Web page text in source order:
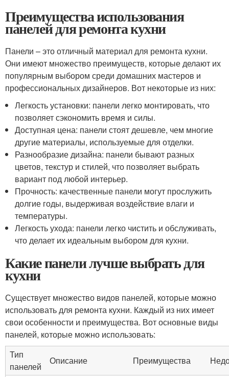
Преимущества использования
панелей для ремонта кухни
Панели – это отличный материал для ремонта кухни.
Они имеют множество преимуществ, которые делают их
популярным выбором среди домашних мастеров и
профессиональных дизайнеров. Вот некоторые из них:
Легкость установки: панели легко монтировать, что
позволяет сэкономить время и силы.
Доступная цена: панели стоят дешевле, чем многие
другие материалы, используемые для отделки.
Разнообразие дизайна: панели бывают разных
цветов, текстур и стилей, что позволяет выбрать
вариант под любой интерьер.
Прочность: качественные панели могут прослужить
долгие годы, выдерживая воздействие влаги и
температуры.
Легкость ухода: панели легко чистить и обслуживать,
что делает их идеальным выбором для кухни.
Какие панели лучше выбрать для
кухни
Существует множество видов панелей, которые можно
использовать для ремонта кухни. Каждый из них имеет
свои особенности и преимущества. Вот основные виды
панелей, которые можно использовать:
Тип
панелей
Описание Преимущества